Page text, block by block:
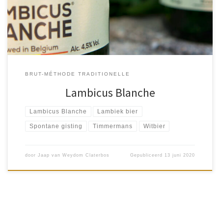
BRUT-MÉTHODE TRADITIONELLE
Lambicus Blanche
Lambicus Blanche Lambiek bier
Spontane gisting Timmermans Witbier
door Jaap van Weydom Claterbos Gepubliceerd 13 juni 2020